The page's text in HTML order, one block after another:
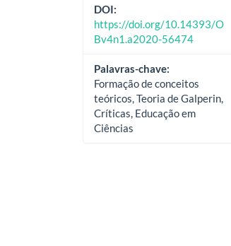
DOI:
https://doi.org/10.14393/O
Bv4n1.a2020-56474
Palavras-chave:
Formação de conceitos
teóricos, Teoria de Galperin,
Críticas, Educação em
Ciências